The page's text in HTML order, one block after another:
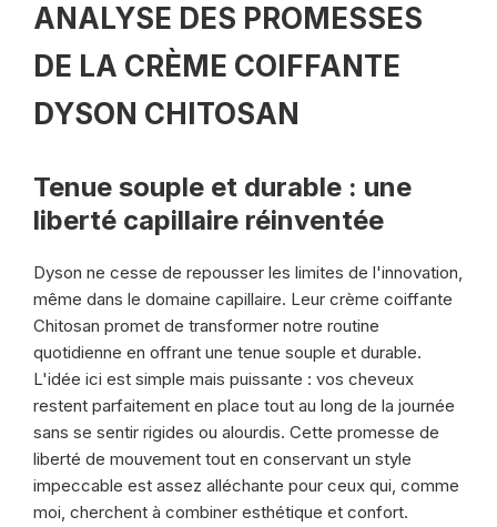
ANALYSE DES PROMESSES
DE LA CRÈME COIFFANTE
DYSON CHITOSAN
Tenue souple et durable : une
liberté capillaire réinventée
Dyson ne cesse de repousser les limites de l'innovation,
même dans le domaine capillaire. Leur crème coiffante
Chitosan promet de transformer notre routine
quotidienne en offrant une tenue souple et durable.
L'idée ici est simple mais puissante : vos cheveux
restent parfaitement en place tout au long de la journée
sans se sentir rigides ou alourdis. Cette promesse de
liberté de mouvement tout en conservant un style
impeccable est assez alléchante pour ceux qui, comme
moi, cherchent à combiner esthétique et confort.